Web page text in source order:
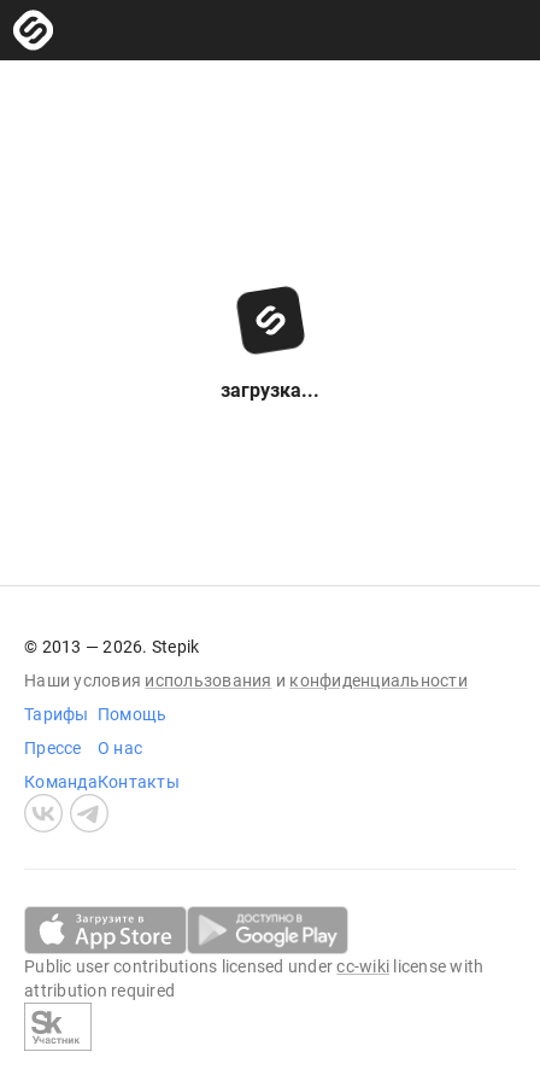
загрузка...
© 2013 — 2026. Stepik
Наши условия использования и конфиденциальности
Тарифы
Прессе
Команда
Помощь
О нас
Контакты
Public user contributions licensed undercc-wiki license with
attribution required